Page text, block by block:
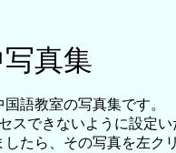
真集
語教室の写真集です。
スできないように設定い
たら、その写真を左ク